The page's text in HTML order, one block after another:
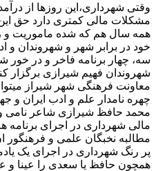
وقتی شهرداری،این روزها از
مشکلات مالی کمتری دارد حق
همه سال هم که شده ماموریت و
خود در برابر شهر و شهروندان و
سه، چهار برنامه فاخر و در
شهروندان فهیم شیرازی برگزار
معاونت فرهنگی شهر شیراز
چهره نامدار علم و ادب ایران
محمد حافظ شیرازی شاعر
مالی شهرداری در اجرای برنامه
مطالبه نخبگان علمی و فرهنگور
پر رنگ شهرداری در اجرای یک
همچون حافظ یا سعدی را عینا و